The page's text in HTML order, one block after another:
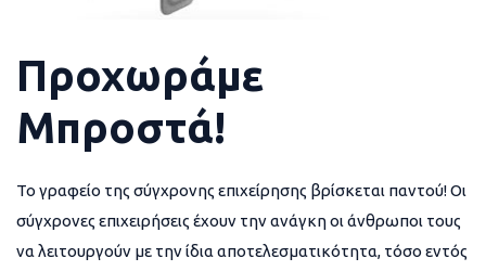
Προχωράμε
Μπροστά!
Το γραφείο της σύγχρονης επιχείρησης βρίσκεται παντού! Οι
σύγχρονες επιχειρήσεις έχουν την ανάγκη οι άνθρωποι τους
να λειτουργούν με την ίδια αποτελεσματικότητα, τόσο εντός